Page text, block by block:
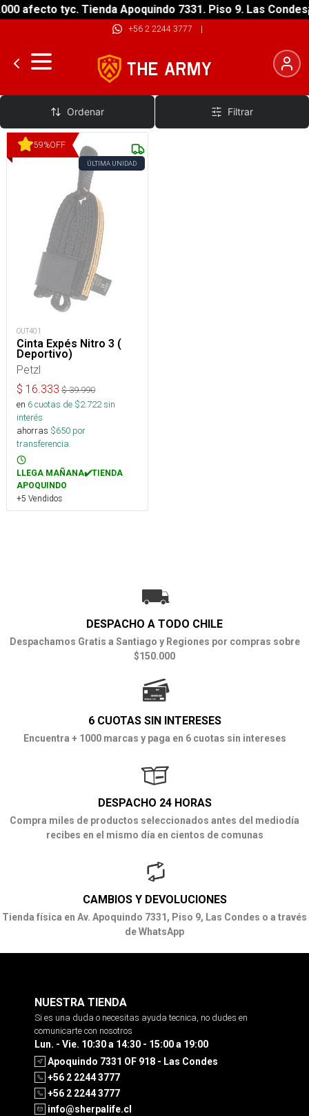
afecto tyc. Tienda Apoquindo 7331. Piso 9. Las Condes
+56 2 2244 3777 |
Absorbedor de Energía
Ordenar Filtrar
59%OFF
ÚLTIMA UNIDAD
OUT401
Cinta Expés Nitro 3 (
Deportivo)
Petzl
$ 16.333 $39.990
en 6cuotas de $2.722sin
interés
ahorras $650 por
transferencia.
LLEGA MAÑANA✔️TIENDA
APOQUINDO
+5 Vendidos
DESPACHO A TODO CHILE
Despachamos Gratis a Santiago y Regiones por compras sobre
$150.000
6 CUOTAS SIN INTERESES
Encuentra + 1000 marcas y paga en 6 cuotas sin intereses
DESPACHO 24 HORAS
Compra miles de productos seleccionados antes del mediodía
recibes en el mismo día en cientos de comunas
CAMBIOS Y DEVOLUCIONES
Tienda física en Av. Apoquindo 7331, Piso 9, Las Condes o a través
de WhatsApp
NUESTRA TIENDA
Si es una duda o necesitas ayuda tecnica, no dudes en
comunicarte con nosotros
Lun. - Vie. 10:30 a 14:30 - 15:00 a 19:00
Apoquindo 7331 OF 918 - Las Condes
+56 2 2244 3777
+56 2 2244 3777
info@sherpalife.cl